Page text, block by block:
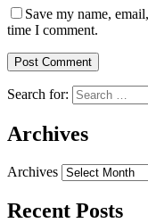
Save my name,
time I comment.
Search for:
Archives
Archives
Recent Posts